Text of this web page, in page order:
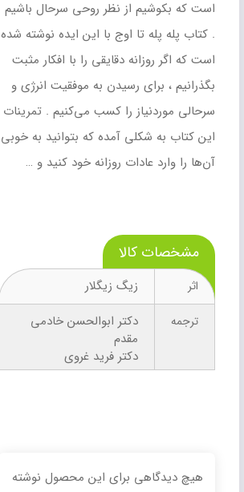
است که بکوشیم از نظر روحی سرحال باشیم
. کتاب پله پله تا اوج با این ایده نوشته شده
است که اگر روزانه دقایقی را با افکار مثبت
بگذرانیم ، برای رسیدن به موفقیت انرژی و
سرحالی موردنیاز را کسب می‌کنیم . تمرینات
این کتاب به شکلی آمده که بتوانید به خوبی
آن‌ها را وارد عادات روزانه خود کنید و …
مشخصات کالا
زیگ زیگلار
دکتر ابوالحسن خادمی
دکتر فرید غروی
هیچ دیدگاهی برای این محصول نوشته